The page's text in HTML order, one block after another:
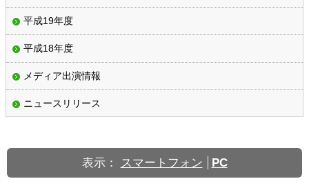
平成19年度
平成18年度
メディア出演情報
ニュースリリース
表示： スマートフォン PC